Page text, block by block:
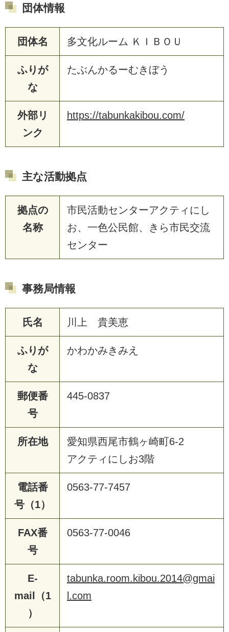
団体情報
団体名 多文化ルーム ＫＩＢＯＵ
ふりが
な
たぶんかるーむきぼう
外部リ
ンク
https://tabunkakibou.com/
主な活動拠点
拠点の
名称
市民活動センターアクティにし
お、一色公民館、きら市民交流
センター
事務局情報
氏名 川上 貴美恵
ふりが
な
かわかみきみえ
郵便番
号
445-0837
所在地
愛知県西尾市鶴ヶ崎町6-2
アクティにしお3階
電話番
号（1）
0563-77-7457
FAX番
号
0563-77-0046
E-
mail（1
）
tabunka.room.kibou.2014@gmai
l.com